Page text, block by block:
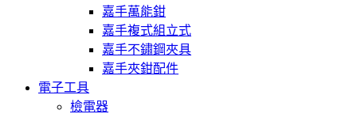
嘉手萬能鉗
嘉手複式組立式
嘉手不鏽鋼夾具
嘉手夾鉗配件
電子工具
檢電器